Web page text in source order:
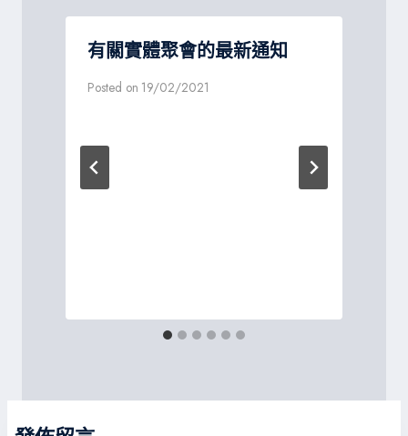
有關實體聚會的最新通知
Posted on 19/02/2021